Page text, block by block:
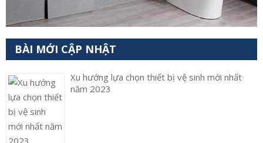
BÀI MỚI CẬP NHẬT
Xu hướng lựa chọn thiết bị vệ sinh mới nhất
năm 2023